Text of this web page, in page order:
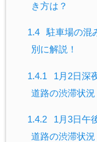
き方は？
1.4
駐車場の混
別に解説！
1.4.1
1月2日深
道路の渋滞状況
1.4.2
1月3日午
道路の渋滞状況